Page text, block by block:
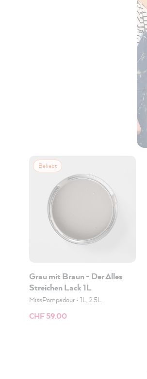
Beliebt
Grau mit Braun - Der Alles
Streichen Lack 1L
MissPompadour• 1L, 2.5L
CHF 59.00